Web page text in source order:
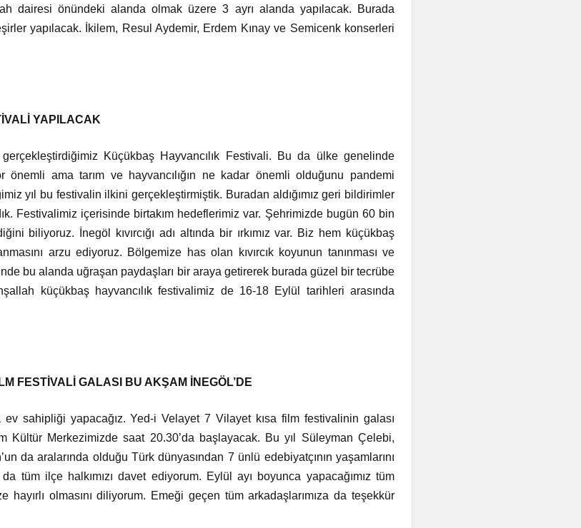
dairesi önündeki alanda olmak üzere 3 ayrı alanda yapılacak. Burada
yapılacak. İkilem, Resul Aydemir, Erdem Kınay ve Semicenk konserleri
YAPILACAK
Küçükbaş Hayvancılık Festivali. Bu da ülke genelinde
önemli ama tarım ve hayvancılığın ne kadar önemli olduğunu pandemi
yıl bu festivalin ilkini gerçekleştirmiştik. Buradan aldığımız geri bildirimler
Festivalimiz içerisinde birtakım hedeflerimiz var. Şehrimizde bugün 60 bin
biliyoruz. İnegöl kıvırcığı adı altında bir ırkımız var. Biz hem küçükbaş
arzu ediyoruz. Bölgemize has olan kıvırcık koyunun tanınması ve
bu alanda uğraşan paydaşları bir araya getirerek burada güzel bir tecrübe
küçükbaş hayvancılık festivalimiz de 16-18 Eylül tarihleri arasında
FESTİVALİ GALASI BU AKŞAM İNEGÖL’DE
sahipliği yapacağız. Yed-i Velayet 7 Vilayet kısa film festivalinin galası
Kültür Merkezimizde saat 20.30’da başlayacak. Bu yıl Süleyman Çelebi,
da aralarında olduğu Türk dünyasından 7 ünlü edebiyatçının yaşamlarını
tüm ilçe halkımızı davet ediyorum. Eylül ayı boyunca yapacağımız tüm
hayırlı olmasını diliyorum. Emeği geçen tüm arkadaşlarımıza da teşekkür